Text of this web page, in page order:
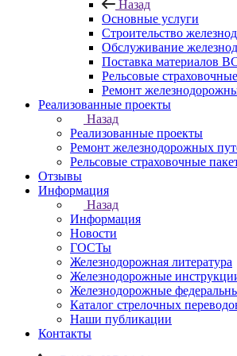
Назад
Основные услуги
Строительство
Обслуживание
Поставка материалов
Рельсовые
Ремонт
Реализованные проекты
Назад
Реализованные проекты
Ремонт железнодорожных
Рельсовые страховочные
Отзывы
Информация
Назад
Информация
Новости
ГОСТы
Железнодорожная литература
Железнодорожные
Железнодорожные
Каталог стрелочных
Наши публикации
Контакты